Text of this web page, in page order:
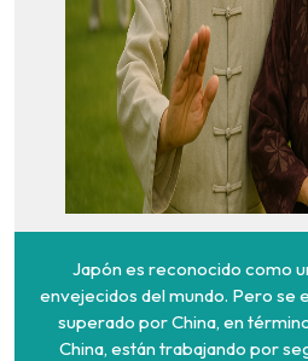
Japón es reconocido como
envejecidos del mundo. Pero se
superado por China, en
China, están trabajando por